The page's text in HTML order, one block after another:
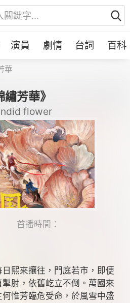
演員 劇情 台詞 百科
華
繡芳華》
flower
首播時間：
熙來攘往，門庭若市，即便
肘，依舊屹立不倒。萬國來
惟芳臨危受命，於風雪中盛